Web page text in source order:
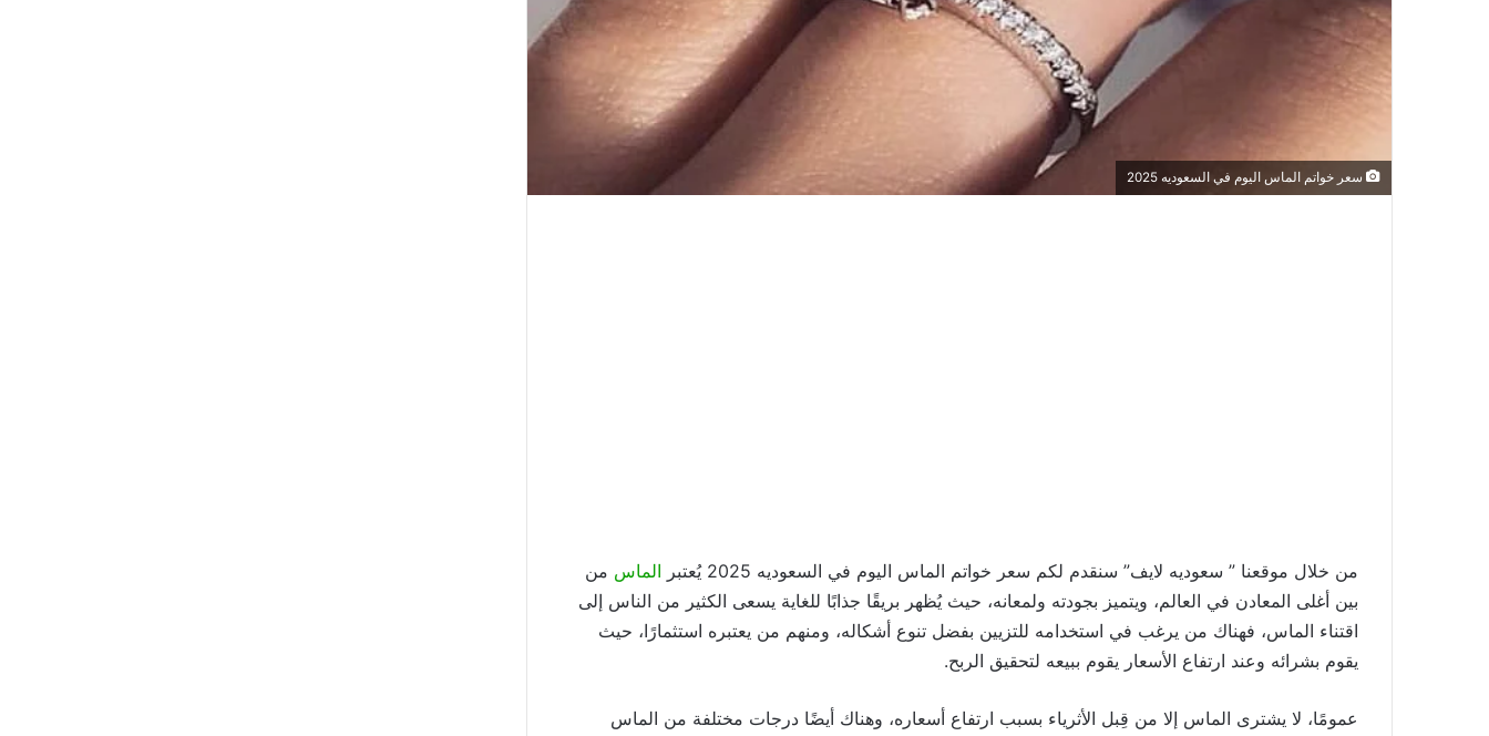
سعر خواتم الماس اليوم في السعوديه 2025
من خلال موقعنا ” سعوديه لايف” سنقدم لكم سعر خواتم الماس اليوم في السعوديه 2025 يُعتبر الماس من
بين أغلى المعادن في العالم، ويتميز بجودته ولمعانه، حيث يُظهر بريقًا جذابًا للغاية يسعى الكثير من الناس إلى
اقتناء الماس، فهناك من يرغب في استخدامه للتزيين بفضل تنوع أشكاله، ومنهم من يعتبره استثمارًا، حيث
يقوم بشرائه وعند ارتفاع الأسعار يقوم ببيعه لتحقيق الربح.
عمومًا، لا يشترى الماس إلا من قِبل الأثرياء بسبب ارتفاع أسعاره، وهناك أيضًا درجات مختلفة من الماس